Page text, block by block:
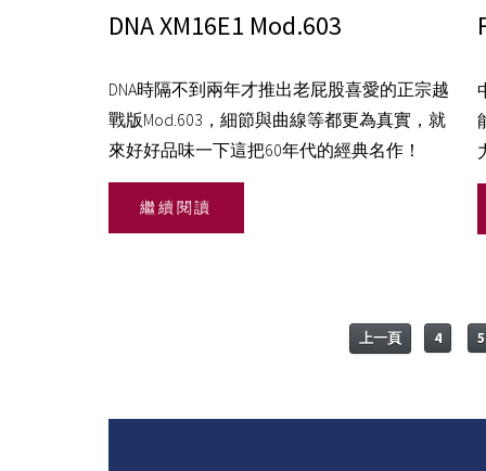
DNA XM16E1 Mod.603
DNA時隔不到兩年才推出老屁股喜愛的正宗越
戰版Mod.603，細節與曲線等都更為真實，就
來好好品味一下這把60年代的經典名作！
繼續閱讀
上一頁 4 5